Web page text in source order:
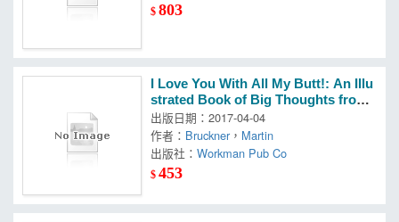
$803
I Love You With All My Butt!: An Illu
strated Book of Big Thoughts from
Little Kids
出版日期：2017-04-04
作者： Bruckner ， Martin
出版社：Workman Pub Co
$453